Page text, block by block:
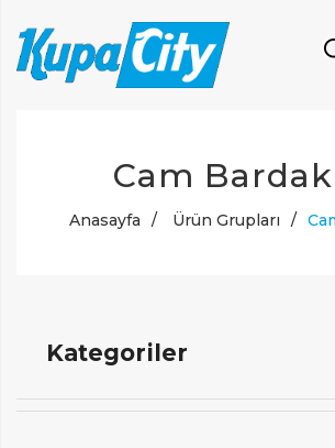
Müşteri Girişi
Cam
Anasayfa / Ürün Grupları /
Kategoriler